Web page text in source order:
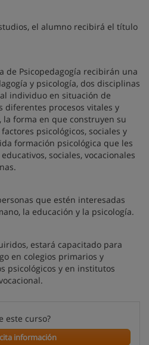
el alumno recibirá el título
de Psicopedagogía recibirán una
y psicología, dos disciplinas
individuo en situación de
diferentes procesos vitales y
la forma en que construyen su
psicológicos, sociales y
formación psicológica que les
sociales, vocacionales
que estén interesadas
la educación y la psicología.
estará capacitado para
en colegios primarios y
psicológicos y en institutos
este curso?
información